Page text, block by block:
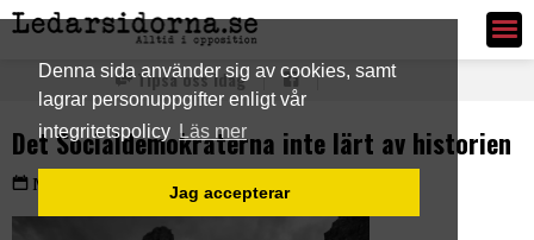
Denna sida använder sig av cookies, samt
lagrar personuppgifter enligt vår
integritetspolicy Läs mer
Jag accepterar
Ledarsidorna.se
Tipsa oss idag
Det Socialdemokraterna inte lärt av historien
Måndag 25 maj 2026